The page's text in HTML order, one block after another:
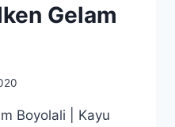
Gelam
Boyolali | Kayu